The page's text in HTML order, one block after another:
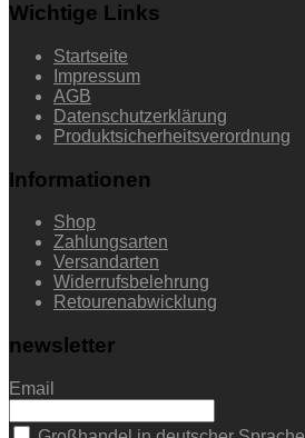
Wichtige Links
Startseite
Impressum
AGB
Datenschutzerklärung
Produktsicherheitsverordnung
Informationen
Shop
Zahlungsarten
Versandarten
Widerrufsbelehrung
Retourenabwicklung
newsletter
Email